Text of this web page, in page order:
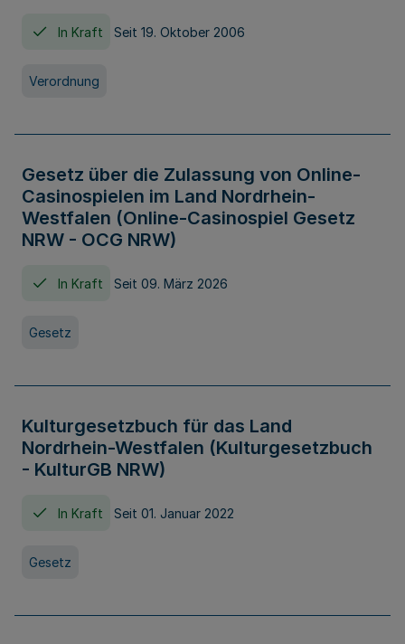
In Kraft Seit 19. Oktober 2006
Verordnung
Gesetz über die Zulassung von Online-
Casinospielen im Land Nordrhein-
Westfalen (Online-Casinospiel Gesetz
NRW - OCG NRW)
In Kraft Seit 09. März 2026
Gesetz
Kulturgesetzbuch für das Land
Nordrhein-Westfalen (Kulturgesetzbuch
- KulturGB NRW)
In Kraft Seit 01. Januar 2022
Gesetz